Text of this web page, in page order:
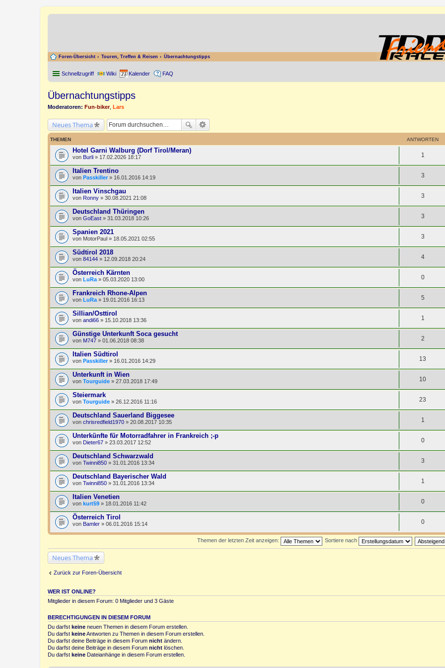
Foren-Übersicht Touren, Treffen & Reisen Übernachtungstipps
Schnellzugriff Wiki Kalender FAQ
Übernachtungstipps
Moderatoren: Fun-biker, Lars
Neues Thema
THEMEN ANTWORTEN
Hotel Garni Walburg (Dorf Tirol/Meran)
von Burli » 17.02.2026 18:17 1
Italien Trentino
von Passkiller » 16.01.2016 14:19 3
Italien Vinschgau
von Ronny » 30.08.2021 21:08 3
Deutschland Thüringen
von GoEast » 31.03.2018 10:26 3
Spanien 2021
von MotorPaul » 18.05.2021 02:55 3
Südtirol 2018
von 84144 » 12.09.2018 20:24 4
Österreich Kärnten
von LuRa » 05.03.2020 13:00 0
Frankreich Rhone-Alpen
von LuRa » 19.01.2016 16:13 5
Sillian/Osttirol
von andi66 » 15.10.2018 13:36 1
Günstige Unterkunft Soca gesucht
von M747 » 01.06.2018 08:38 2
Italien Südtirol
von Passkiller» 16.01.2016 14:29 13
Unterkunft in Wien
von Tourguide » 27.03.2018 17:49 10
Steiermark
von Tourguide » 26.12.2016 11:16 23
Deutschland Sauerland Biggesee
von chrisredfield1970 » 20.08.2017 10:35 1
Unterkünfte für Motorradfahrer in Frankreich ;-p
von Dieter67 » 23.03.2017 12:52 0
Deutschland Schwarzwald
von Twinni850 » 31.01.2016 13:34 3
Deutschland Bayerischer Wald
von Twinni850 » 31.01.2016 13:34 1
Italien Venetien
von kurt59 » 18.01.2016 11:42 0
Österreich Tirol
von Bamler » 06.01.2016 15:14 0
Themen der letzten Zeit anzeigen: Sortiere nach
Neues Thema
Zurück zur Foren-Übersicht
WER IST ONLINE?
Mitglieder in diesem Forum: 0 Mitglieder und 3 Gäste
BERECHTIGUNGEN IN DIESEM FORUM
Du darfst keine neuen Themen in diesem Forum erstellen.
Du darfst keineAntworten zu Themen in diesem Forum erstellen.
Du darfst deine Beiträge in diesem Forum nicht ändern.
Du darfst deine Beiträge in diesem Forum nicht löschen.
Du darfst keine Dateianhänge in diesem Forum erstellen.